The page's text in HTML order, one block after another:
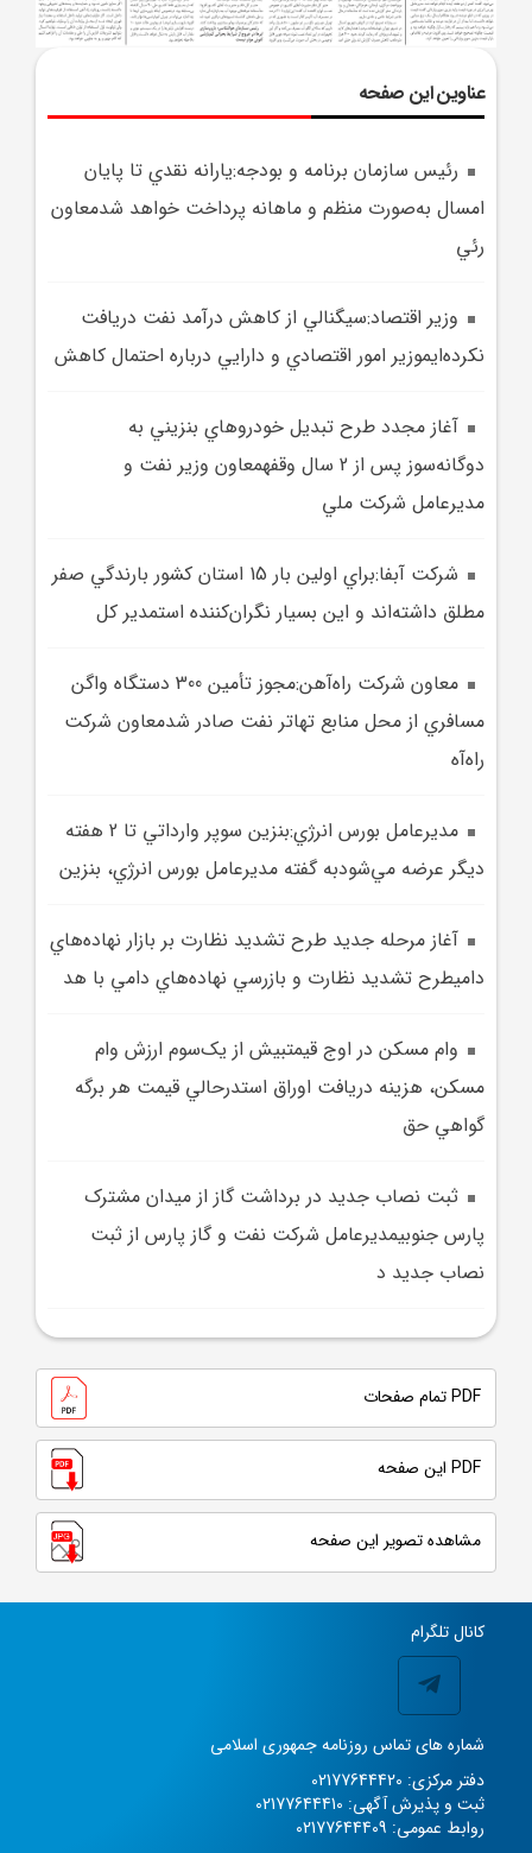
عناوین این صفحه
رئيس سازمان برنامه و بودجه:يارانه نقدي تا پايان
امسال به‌صورت منظم و ماهانه پرداخت خواهد شدمعاون
رئي
وزير اقتصاد:سيگنالي از کاهش درآمد نفت دريافت
نکرده‌ايموزير امور اقتصادي و دارايي درباره احتمال کاهش
آغاز مجدد طرح تبديل خودروهاي بنزيني به
دوگانه‌سوز پس از 2 سال وقفهمعاون وزير نفت و
مديرعامل شرکت ملي
شرکت آبفا:براي اولين بار 15 استان کشور بارندگي صفر
مطلق داشته‌اند و اين بسيار نگران‌کننده استمدير کل
معاون شرکت راه‌آهن:مجوز تأمين 300 دستگاه واگن
مسافري از محل منابع تهاتر نفت صادر شدمعاون شرکت
راه‌آه
مديرعامل بورس انرژي:بنزين سوپر وارداتي تا 2 هفته
ديگر عرضه مي‌شودبه گفته مديرعامل بورس انرژي، بنزين
آغاز مرحله جديد طرح تشديد نظارت بر بازار نهاده‌هاي
داميطرح تشديد نظارت و بازرسي نهاده‌هاي دامي با هد
وام مسکن در اوج قيمتبيش از يک‌سوم ارزش وام
مسکن، هزينه دريافت اوراق استدرحالي قيمت هر برگه
گواهي حق
ثبت نصاب جديد در برداشت گاز از ميدان مشترک
پارس جنوبيمديرعامل شرکت نفت و گاز پارس از ثبت
نصاب جديد د
PDF تمام صفحات
PDF این صفحه
مشاهده تصویر این صفحه
کانال تلگرام
شماره های تماس روزنامه جمهوری اسلامی
دفتر مرکزی: 02177644420
ثبت و پذیرش آگهی: 02177644410
روابط عمومی: 02177644409